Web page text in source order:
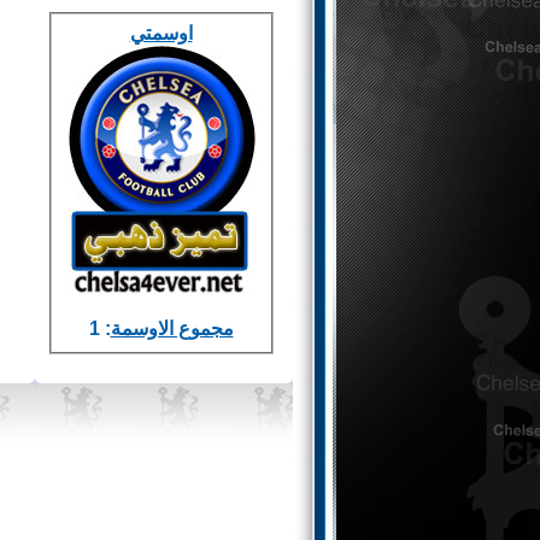
اوسمتي
مجموع الاوسمة: 1